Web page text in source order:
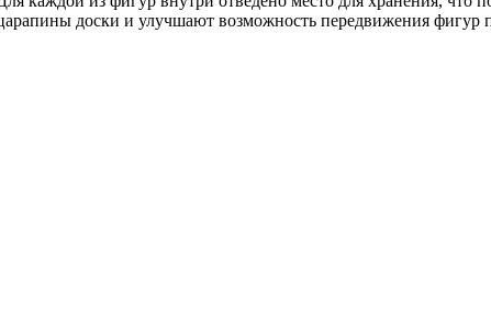
доски и улучшают возможность передвижения фигур